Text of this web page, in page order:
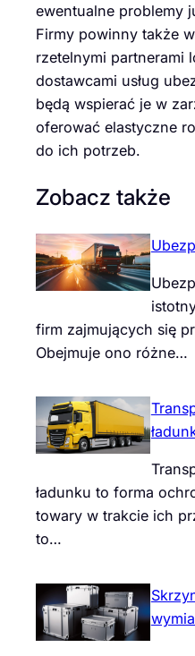
ewentualne problemy
Firmy powinny także
rzetelnymi partnerami
dostawcami usług
będą wspierać je w
oferować elastyczne
do ich potrzeb.
Zobacz także
firm zajmujących się
Obejmuje ono różne…
ładunku to forma
towary w trakcie ich
to…